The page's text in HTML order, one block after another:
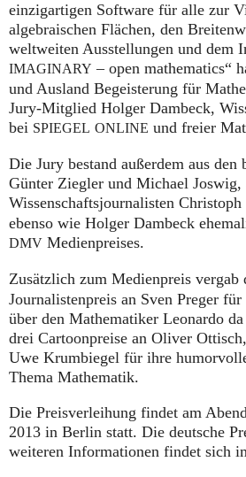
einzigartigen Software für alle zur
algebraischen Flächen, den
weltweiten Ausstellungen und dem
IMAGINARY – open mathematics“
und Ausland Begeisterung für
Jury-Mitglied Holger Dambeck,
bei SPIEGEL ONLINE und freier
Die Jury bestand außerdem aus
Günter Ziegler und Michael Joswig,
Wissenschaftsjournalisten
ebenso wie Holger Dambeck
DMV Medienpreises.
Zusätzlich zum Medienpreis vergab
Journalistenpreis an Sven Preger
über den Mathematiker Leonardo
drei Cartoonpreise an Oliver
Uwe Krumbiegel für ihre
Thema Mathematik.
Die Preisverleihung findet am
2013 in Berlin statt. Die deutsche
weiteren Informationen findet sich